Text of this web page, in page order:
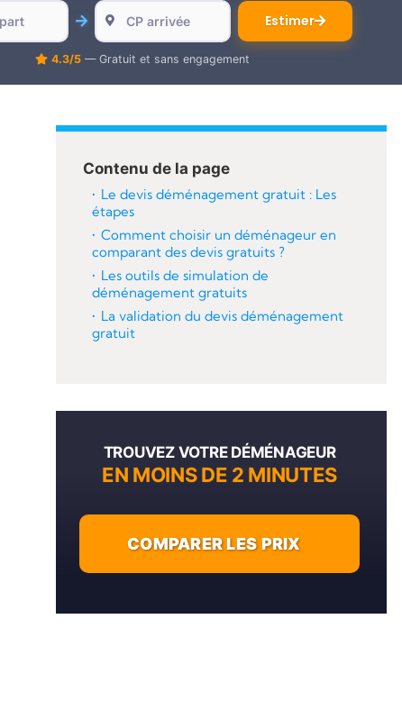
Estimer
4.3/5— Gratuit et sans engagement
Contenu de la page
Le devis déménagement gratuit : Les
étapes
Comment choisir un déménageur en
comparant des devis gratuits ?
Les outils de simulation de
déménagement gratuits
La validation du devis déménagement
gratuit
TROUVEZ VOTRE DÉMÉNAGEUR
EN MOINS DE 2 MINUTES
COMPARER LES PRIX